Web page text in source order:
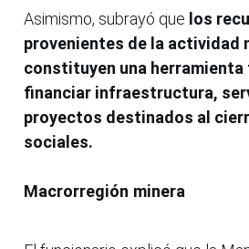
Asimismo, subrayó que los
provenientes de la actividad
constituyen una herramienta
financiar infraestructura,
proyectos destinados al
sociales.
Macrorregión minera